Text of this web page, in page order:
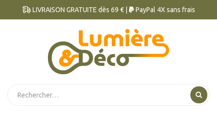
LIVRAISON GRATUITE dès 69 € | PayPal 4X sans frais